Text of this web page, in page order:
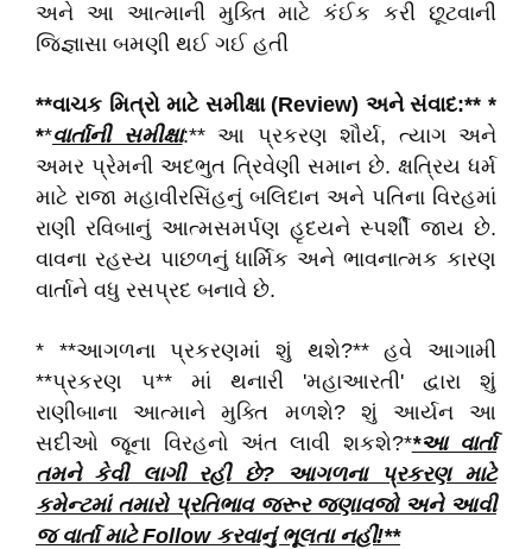
અને આ આત્માની મુક્તિ માટે કંઈક કરી છૂટવાની
જિજ્ઞાસા બમણી થઈ ગઈ હતી
**વાચક મિત્રો માટે સમીક્ષા (Review) અને સંવાદ:** *
**વાર્તાની સમીક્ષા:** આ પ્રકરણ શૌર્ય, ત્યાગ અને
અમર પ્રેમની અદભુત ત્રિવેણી સમાન છે. ક્ષત્રિય ધર્મ
માટે રાજા મહાવીરસિંહનું બલિદાન અને પતિના વિરહમાં
રાણી રવિબાનું આત્મસમર્પણ હૃદયને સ્પર્શી જાય છે.
વાવના રહસ્ય પાછળનું ધાર્મિક અને ભાવનાત્મક કારણ
વાર્તાને વધુ રસપ્રદ બનાવે છે.
* **આગળના પ્રકરણમાં શું થશે?** હવે આગામી
**પ્રકરણ ૫** માં થનારી 'મહાઆરતી' દ્વારા શું
રાણીબાના આત્માને મુક્તિ મળશે? શું આર્યન આ
સદીઓ જૂના વિરહનો અંત લાવી શકશે?**આ વાર્તા
તમને કેવી લાગી રહી છે? આગળના પ્રકરણ માટે
કમેન્ટમાં તમારો પ્રતિભાવ જરૂર જણાવજો અને આવી
જ વાર્તા માટે Follow કરવાનું ભૂલતા નહીં!**